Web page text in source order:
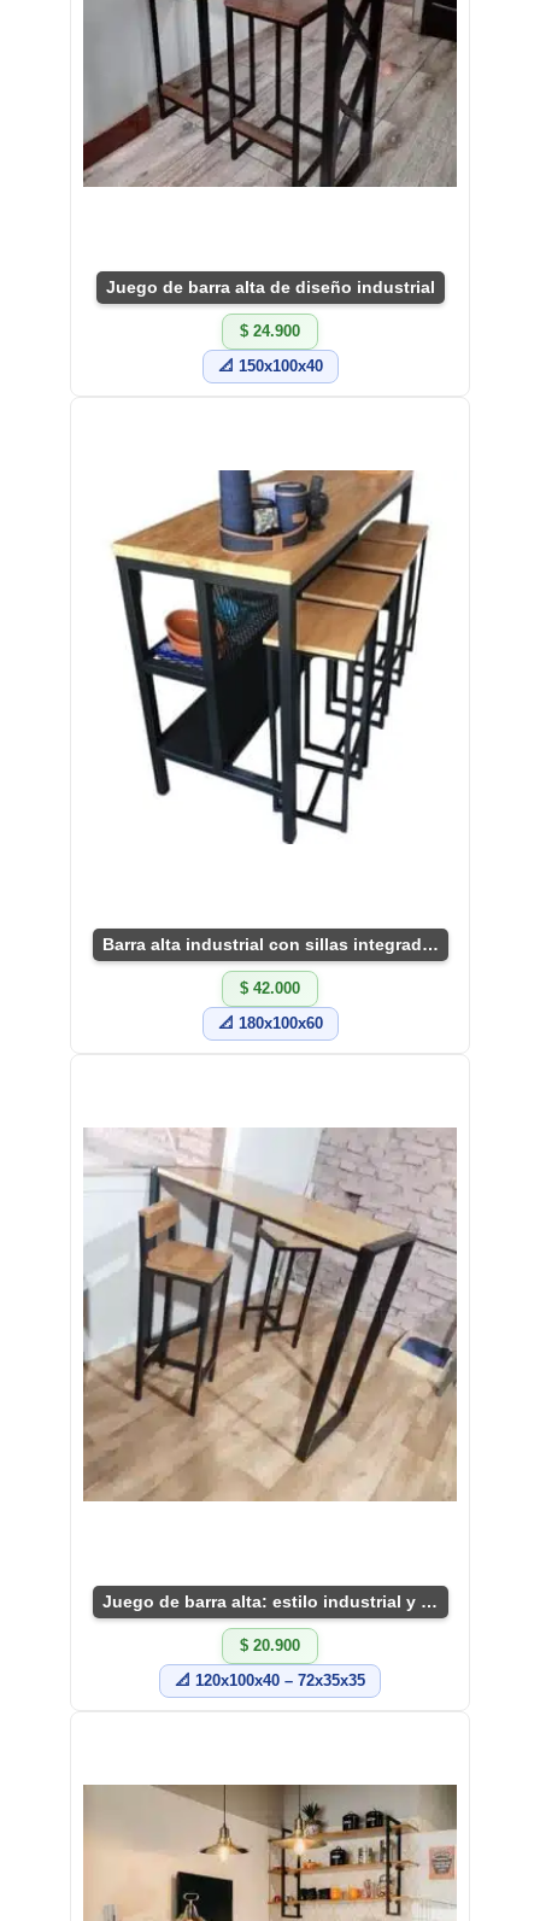
Juego de barra alta de diseño industrial
$ 24.900
📐 150x100x40
Barra alta industrial con sillas integradas
$ 42.000
📐 180x100x60
Juego de barra alta: estilo industrial y funcional
$ 20.900
📐 120x100x40 – 72x35x35